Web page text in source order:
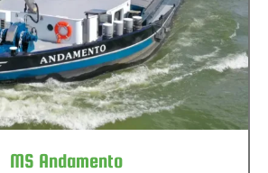
MS Andamento
MS Andamento